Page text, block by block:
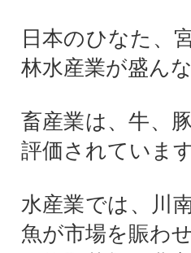
日本のひなた、
林水産業が盛んな
畜産業は、牛、
評価されています
水産業では、川
魚が市場を賑わ